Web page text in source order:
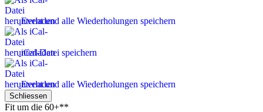
Event und alle Wiederholungen speichern
iCal-Datei speichern
Event und alle Wiederholungen speichern
Schliessen
Fit um die 60+**